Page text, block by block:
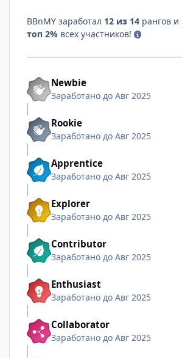
BBnMY заработал 12 из 14 рангов и
топ 2% всех участников!
Newbie
Заработано до Авг 2025
Rookie
Заработано до Авг 2025
Apprentice
Заработано до Авг 2025
Explorer
Заработано до Авг 2025
Contributor
Заработано до Авг 2025
Enthusiast
Заработано до Авг 2025
Collaborator
Заработано до Авг 2025